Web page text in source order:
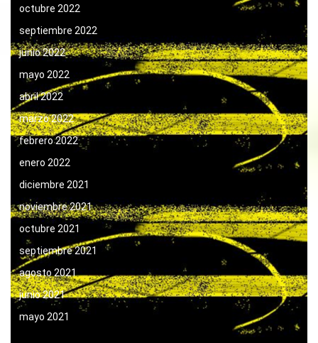
octubre 2022
septiembre 2022
junio 2022
mayo 2022
abril 2022
marzo 2022
febrero 2022
enero 2022
diciembre 2021
noviembre 2021
octubre 2021
septiembre 2021
agosto 2021
junio 2021
mayo 2021